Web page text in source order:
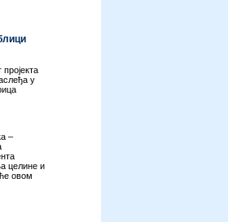
у
–
целине и
овом